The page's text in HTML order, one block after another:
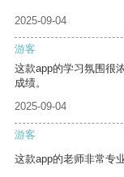
2025-09-04
游客
这款app的学习氛围很
成绩。
2025-09-04
游客
这款app的老师非常专